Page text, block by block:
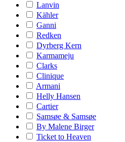
Lanvin
Kähler
Ganni
Redken
Dyrberg Kern
Karmameju
Clarks
Clinique
Armani
Helly Hansen
Cartier
Samsøe & Samsøe
By Malene Birger
Ticket to Heaven